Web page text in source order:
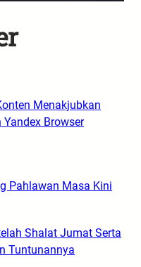
Menakjubkan
Browser
Pahlawan Masa Kini
Shalat Jumat Serta
Tuntunannya